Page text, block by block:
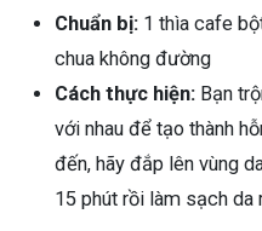
Chuẩn bị: 1 thìa cafe
chua không đường
Cách thực hiện: Bạn
với nhau để tạo thành
đến, hãy đắp lên vùng
15 phút rồi làm sạch da